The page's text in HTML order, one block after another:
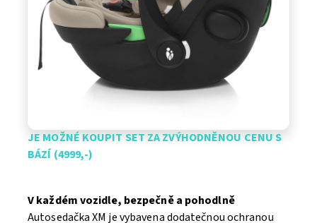
JE MOŽNÉ KOUPIT SET ZA ZVÝHODNĚNOU CENU S
BÁZÍ (4999,-)
V každém vozidle, bezpečně a pohodlně
Autosedačka XM je vybavena dodatečnou ochranou